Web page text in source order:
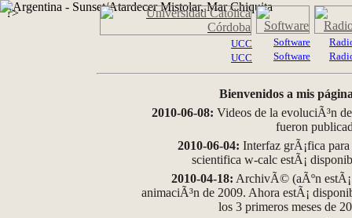
?>
UCC
UCC
Software
Software
Bienvenidos a mis
2010-06-08: Videos de la evoluciÃ³n
fueron
2010-06-04: Interfaz grÃ¡fica
scientifica w-calc estÃ¡
2010-04-18: ArchivÃ© (aÃºn
animaciÃ³n de 2009. Ahora estÃ¡
los 3 primeros meses de